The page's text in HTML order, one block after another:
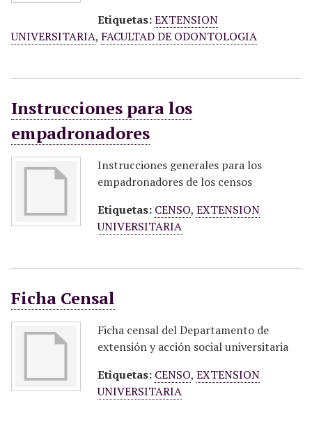
Etiquetas:EXTENSION
UNIVERSITARIA, FACULTAD DE ODONTOLOGIA
Instrucciones para los
empadronadores
Instrucciones generales para los
empadronadores de los censos
Etiquetas: CENSO, EXTENSION
UNIVERSITARIA
Ficha Censal
Ficha censal del Departamento de
extensión y acción social universitaria
Etiquetas: CENSO, EXTENSION
UNIVERSITARIA